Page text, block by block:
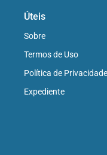
Úteis
Sobre
Termos de Uso
Política de Privacidade
Expediente